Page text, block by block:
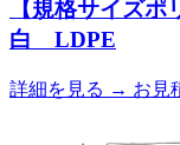
【規格サイズ
白 LDPE
詳細を見る → お見